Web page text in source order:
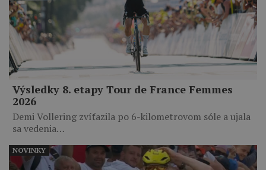
Výsledky 8. etapy Tour de France Femmes
2026
Demi Vollering zvíťazila po 6-kilometrovom sóle a ujala
sa vedenia…
NOVINKY